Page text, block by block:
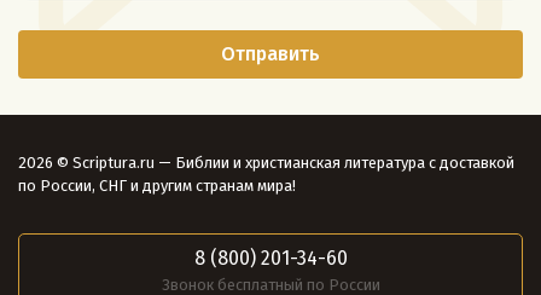
2026 © Scriptura.ru — Библии и христианская литература с доставкой
по России, СНГ и другим странам мира!
8 (800) 201-34-60
Звонок бесплатный по России